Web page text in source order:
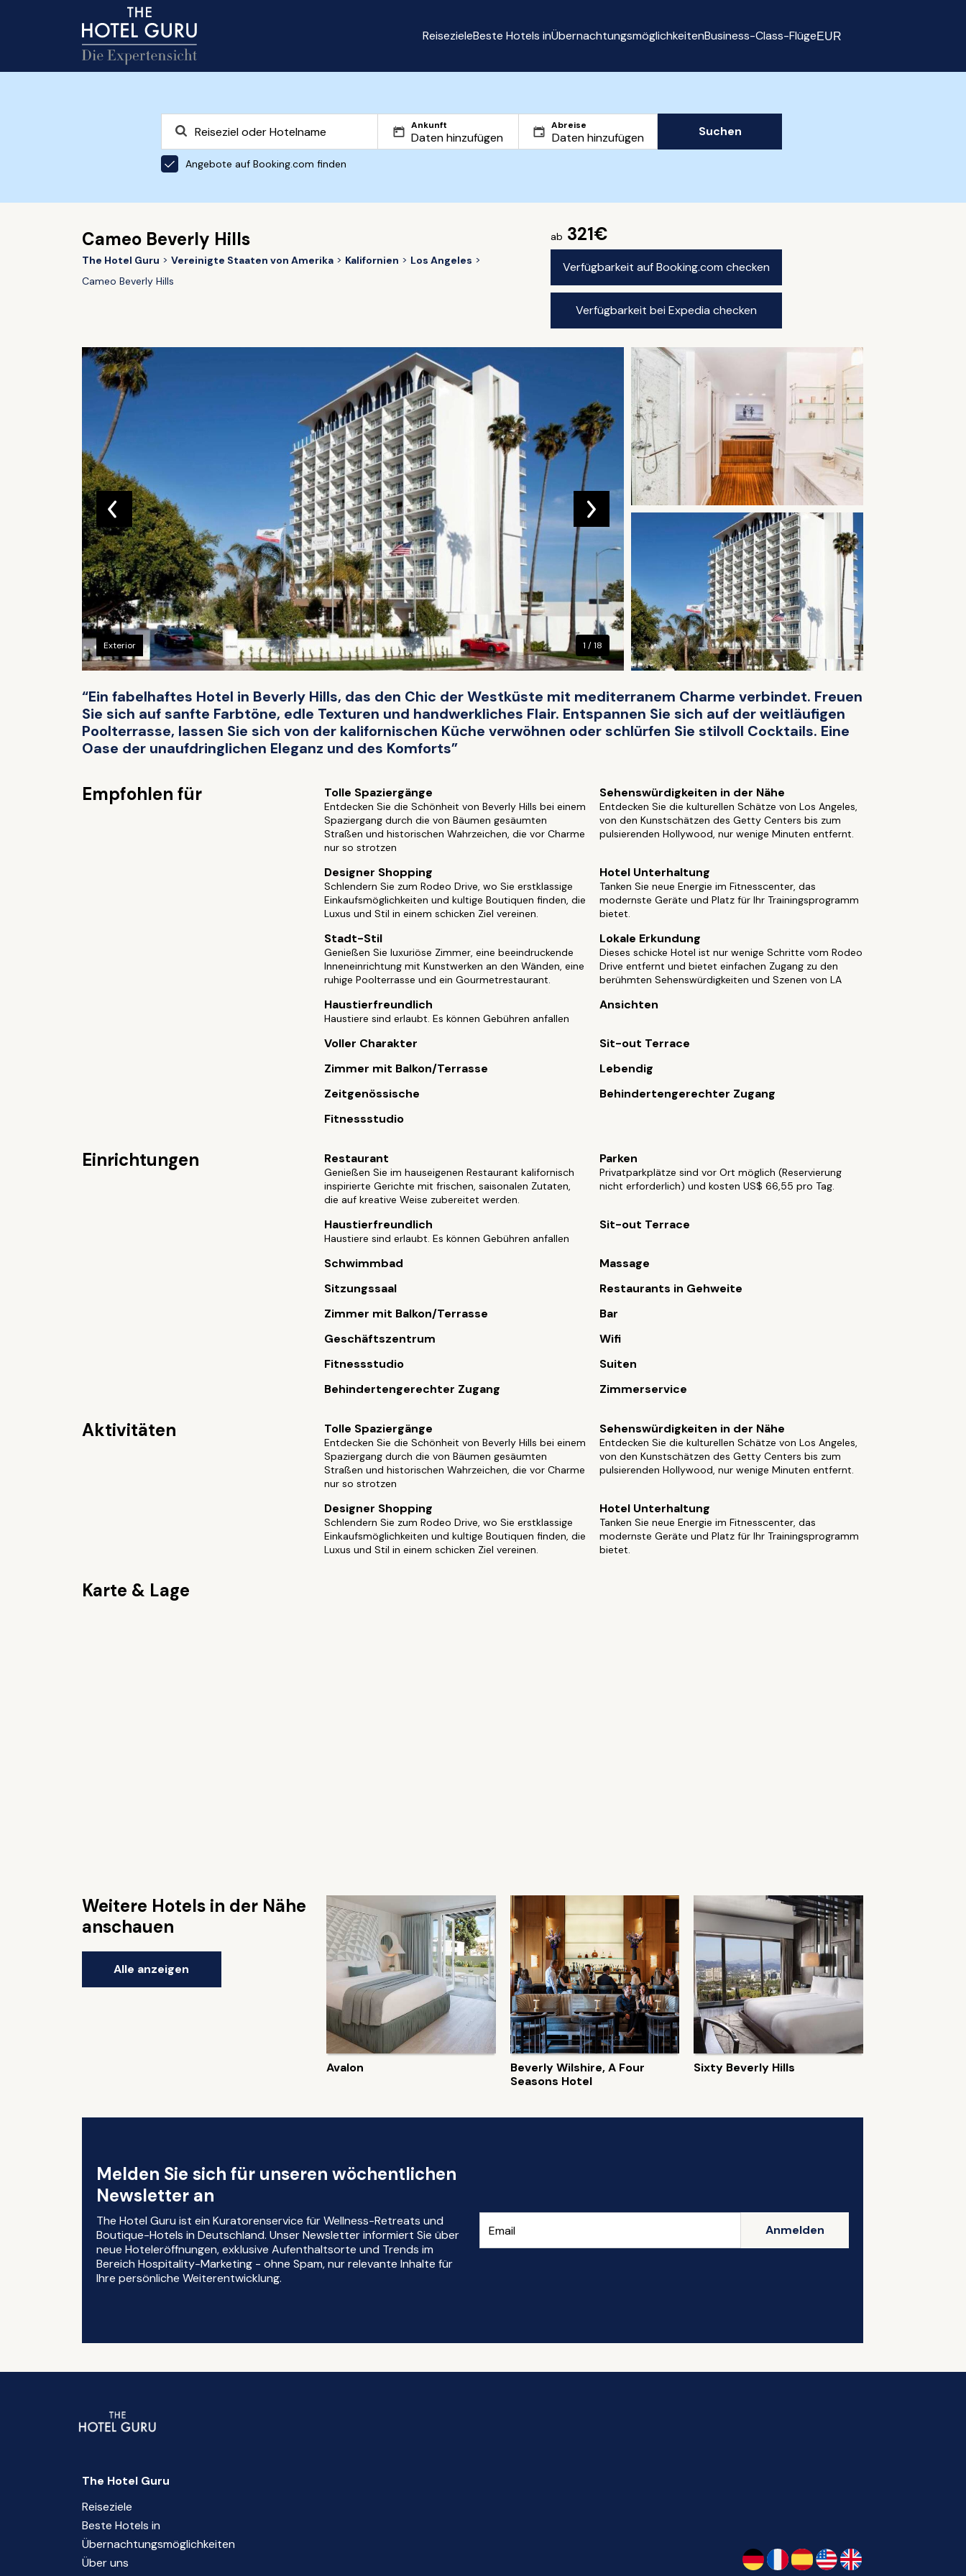
ReisezieleBeste Hotels inÜbernachtungsmöglichkeitenBusiness-Class-FlügeEUR
Ankunft Abreise
Angebote auf Booking.com finden
Suchen
Cameo Beverly Hills
The Hotel Guru Vereinigte Staaten von Amerika Kalifornien
Los Angeles
Cameo Beverly Hills
ab 321€
Verfügbarkeit auf Booking.com checken
Verfügbarkeit bei Expedia checken
Exterior 1 / 18
“Ein fabelhaftes Hotel in Beverly Hills, das den Chic der Westküste mit mediterranem Charme verbindet. Freuen
Sie sich auf sanfte Farbtöne, edle Texturen und handwerkliches Flair. Entspannen Sie sich auf der weitläufigen
Poolterrasse, lassen Sie sich von der kalifornischen Küche verwöhnen oder schlürfen Sie stilvoll Cocktails. Eine
Oase der unaufdringlichen Eleganz und des Komforts”
Empfohlen für Tolle Spaziergänge
Entdecken Sie die Schönheit von Beverly Hills bei einem
Spaziergang durch die von Bäumen gesäumten
Straßen und historischen Wahrzeichen, die vor Charme
nur so strotzen
Sehenswürdigkeiten in der Nähe
Entdecken Sie die kulturellen Schätze von Los Angeles,
von den Kunstschätzen des Getty Centers bis zum
pulsierenden Hollywood, nur wenige Minuten entfernt.
Designer Shopping
Schlendern Sie zum Rodeo Drive, wo Sie erstklassige
Einkaufsmöglichkeiten und kultige Boutiquen finden, die
Luxus und Stil in einem schicken Ziel vereinen.
Hotel Unterhaltung
Tanken Sie neue Energie im Fitnesscenter, das
modernste Geräte und Platz für Ihr Trainingsprogramm
bietet.
Stadt-Stil
Genießen Sie luxuriöse Zimmer, eine beeindruckende
Inneneinrichtung mit Kunstwerken an den Wänden, eine
ruhige Poolterrasse und ein Gourmetrestaurant.
Lokale Erkundung
Dieses schicke Hotel ist nur wenige Schritte vom Rodeo
Drive entfernt und bietet einfachen Zugang zu den
berühmten Sehenswürdigkeiten und Szenen von LA
Haustierfreundlich
Haustiere sind erlaubt. Es können Gebühren anfallen
Ansichten
Voller Charakter
Sit-out Terrace
Zimmer mit Balkon/Terrasse
Lebendig
Zeitgenössische
Behindertengerechter Zugang
Fitnessstudio
Einrichtungen Restaurant
Genießen Sie im hauseigenen Restaurant kalifornisch
inspirierte Gerichte mit frischen, saisonalen Zutaten,
die auf kreative Weise zubereitet werden.
Parken
Privatparkplätze sind vor Ort möglich (Reservierung
nicht erforderlich) und kosten US$ 66,55 pro Tag.
Haustierfreundlich
Haustiere sind erlaubt. Es können Gebühren anfallen
Sit-out Terrace
Schwimmbad
Massage
Sitzungssaal
Restaurants in Gehweite
Zimmer mit Balkon/Terrasse
Bar
Geschäftszentrum
Wifi
Fitnessstudio
Suiten
Behindertengerechter Zugang
Zimmerservice
Aktivitäten Tolle Spaziergänge
Entdecken Sie die Schönheit von Beverly Hills bei einem
Spaziergang durch die von Bäumen gesäumten
Straßen und historischen Wahrzeichen, die vor Charme
nur so strotzen
Sehenswürdigkeiten in der Nähe
Entdecken Sie die kulturellen Schätze von Los Angeles,
von den Kunstschätzen des Getty Centers bis zum
pulsierenden Hollywood, nur wenige Minuten entfernt.
Designer Shopping
Schlendern Sie zum Rodeo Drive, wo Sie erstklassige
Einkaufsmöglichkeiten und kultige Boutiquen finden, die
Luxus und Stil in einem schicken Ziel vereinen.
Hotel Unterhaltung
Tanken Sie neue Energie im Fitnesscenter, das
modernste Geräte und Platz für Ihr Trainingsprogramm
bietet.
Karte & Lage
Weitere Hotels in der Nähe
anschauen
Alle anzeigen
Avalon
Beverly Wilshire, A Four
Seasons Hotel
Sixty Beverly Hills
Melden Sie sich für unseren wöchentlichen
Newsletter an
The Hotel Guru ist ein Kuratorenservice für Wellness-Retreats und
Boutique-Hotels in Deutschland. Unser Newsletter informiert Sie über
neue Hoteleröffnungen, exklusive Aufenthaltsorte und Trends im
Bereich Hospitality-Marketing - ohne Spam, nur relevante Inhalte für
Ihre persönliche Weiterentwicklung.
Anmelden
The Hotel Guru
Reiseziele
Beste Hotels in
Übernachtungsmöglichkeiten
Über uns